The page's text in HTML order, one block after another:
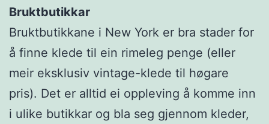
Bruktbutikkar
Bruktbutikkane i New York er bra stader for
å finne klede til ein rimeleg penge (eller
meir eksklusiv vintage-klede til høgare
pris). Det er alltid ei oppleving å komme inn
i ulike butikkar og bla seg gjennom kleder,